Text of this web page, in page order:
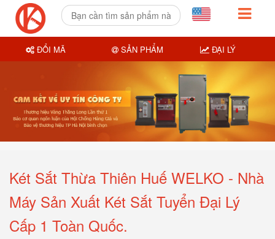
Két Sắt Thừa Thiên Huế WELKO - Nhà
Máy Sản Xuất Két Sắt Tuyển Đại Lý
Cấp 1 Toàn Quốc.
ĐỔI MÃ SẢN PHẨM ĐẠI LÝ